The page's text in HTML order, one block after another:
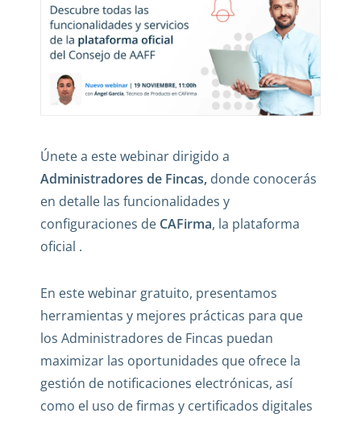
Únete a este webinar dirigido a
Administradores de Fincas, donde conocerás
en detalle las funcionalidades y
configuraciones de CAFirma, la plataforma
oficial .
En este webinar gratuito, presentamos
herramientas y mejores prácticas para que
los Administradores de Fincas puedan
maximizar las oportunidades que ofrece la
gestión de notificaciones electrónicas, así
como el uso de firmas y certificados digitales